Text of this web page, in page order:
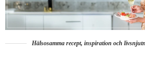
Hälsosamma recept, inspiration och